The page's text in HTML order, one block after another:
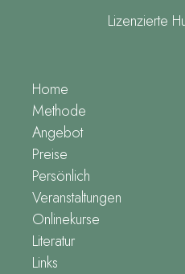
Lizenzierte
Home
Methode
Angebot
Preise
Persönlich
Veranstaltungen
Onlinekurse
Literatur
Links